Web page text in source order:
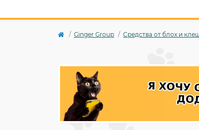
Ginger Group Средства от блох и